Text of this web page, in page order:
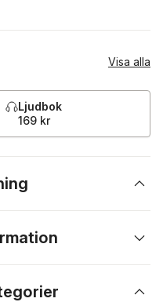
Visa alla
Ljudbok
169 kr